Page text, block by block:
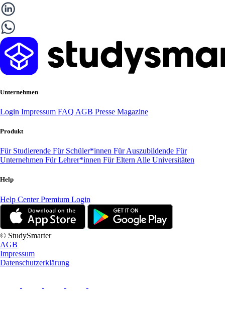
Unternehmen
Login Impressum FAQ AGB Presse Magazine
Produkt
Für Studierende Für Schüler*innen Für Auszubildende Für
Unternehmen Für Lehrer*innen Für Eltern Alle Universitäten
Help
Help CenterPremium Login
© StudySmarter
AGB
Impressum
Datenschutzerklärung